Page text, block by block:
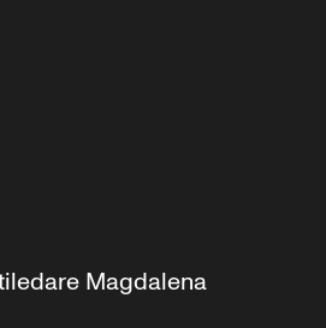
Magdalena